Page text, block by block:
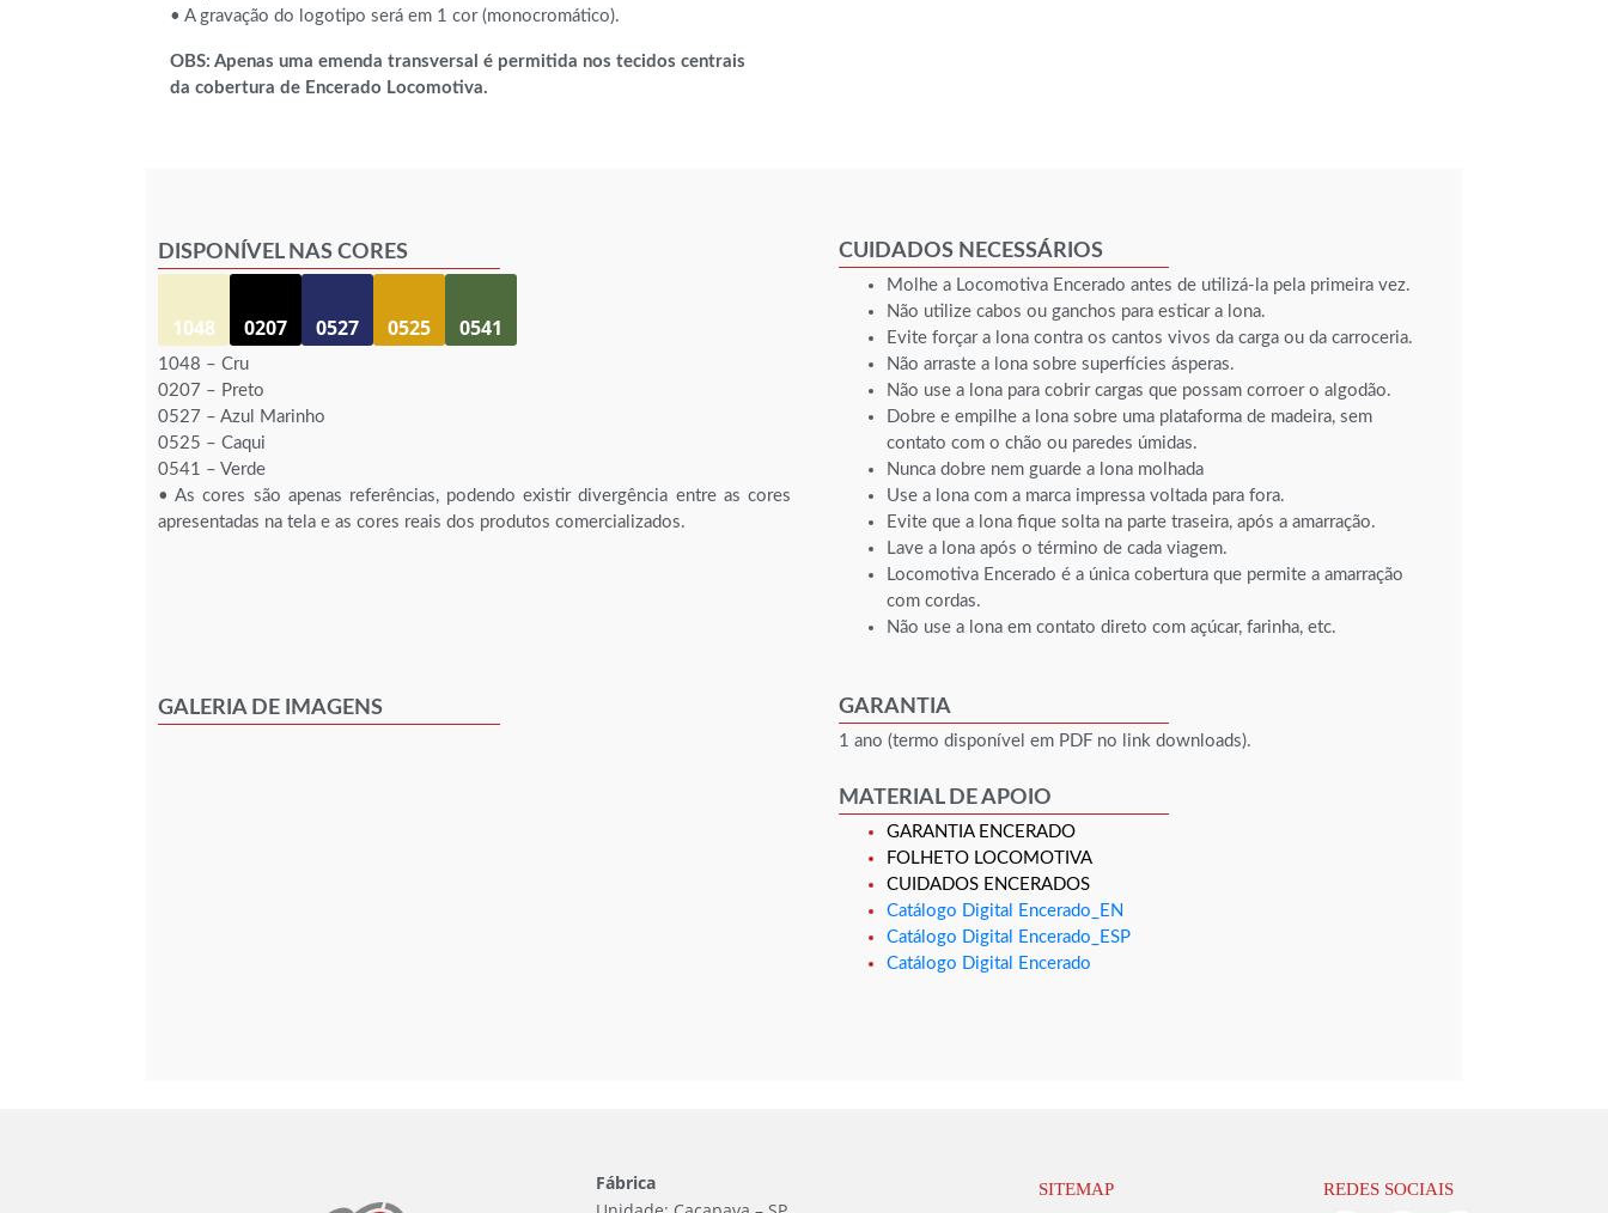
• A gravação do logotipo será em 1 cor (monocromático).
OBS: Apenas uma emenda transversal é permitida nos tecidos centrais
da cobertura de Encerado Locomotiva.
DISPONÍVEL NAS CORES
1048 0207 0527 0525 0541
1048 – Cru
0207 – Preto
0527 – Azul Marinho
0525 – Caqui
0541 – Verde
• As cores são apenas referências, podendo existir divergência entre as cores
apresentadas na tela e as cores reais dos produtos comercializados.
CUIDADOS NECESSÁRIOS
Molhe a Locomotiva Encerado antes de utilizá-la pela primeira vez.
Não utilize cabos ou ganchos para esticar a lona.
Evite forçar a lona contra os cantos vivos da carga ou da carroceria.
Não arraste a lona sobre superfícies ásperas.
Não use a lona para cobrir cargas que possam corroer o algodão.
Dobre e empilhe a lona sobre uma plataforma de madeira, sem
contato com o chão ou paredes úmidas.
Nunca dobre nem guarde a lona molhada
Use a lona com a marca impressa voltada para fora.
Evite que a lona fique solta na parte traseira, após a amarração.
Lave a lona após o término de cada viagem.
Locomotiva Encerado é a única cobertura que permite a amarração
com cordas.
Não use a lona em contato direto com açúcar, farinha, etc.
GALERIA DE IMAGENS GARANTIA
1 ano (termo disponível em PDF no link downloads).
MATERIAL DE APOIO
GARANTIA ENCERADO
FOLHETO LOCOMOTIVA
CUIDADOS ENCERADOS
Catálogo Digital Encerado_EN
Catálogo Digital Encerado_ESP
Catálogo Digital Encerado
Fábrica
SITEMAP REDES SOCIAIS